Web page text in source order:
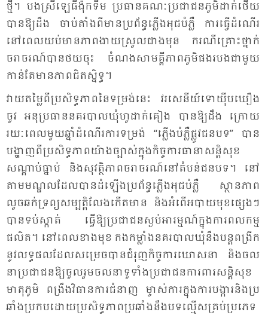
ថ្មី។ បង​ស្រី​ឡេ​ធី​ង៉ុក​ទីម ប្រ​ធាន​គណៈ​ប្រ​ជា​ជន​ភូមិ​ដាក់​ថើយ
បាន​ឱ្យ​ដឹង ចាប់​តាំង​ពី​មាន​ប្រ​ព័ន្ធ​ភ្លើង​អុជ​បំ​ភ្លឺ ការ​ធ្វើ​ដំ​ណើរ​
នៅ​ពេល​យប់​មាន​ភាព​ងាយ​ស្រួល​ជាង​មុន ករណី​គ្រោះ​ថ្នាក់​
ចរា​ចរណ៍​បាន​ថយ​ចុះ ចំ​ណង​សាម​គ្គី​ភាព​ភូមិ​ផង​របង​ជា​មួយ​
កាន់​តែ​មាន​ភាព​ជិត​ស្និទ្ធ។
វាយ​តម្លៃ​ពី​ប្រ​សិទ្ធ​ភាព​នៃ​ទម្រង់​នេះ វរសេ​នីយ៍​ទោ​យ៉ីប​ឃឿង​
ចូវ អនុ​ប្រ​ធាន​នគរ​បាល​ឃុំ​ហូដាក់​គៀង បាន​ឱ្យ​ដឹង ក្រោយ​
រយៈ​ពេល​មួយ​ឆ្នាំ​ដំ​ណើរ​ការ​ទម្រង់ “ភ្លើង​បំ​ភ្លឺ​ផ្លូវ​ជន​បទ” បាន​
បង្ហាញ​ពី​ប្រ​សិទ្ធ​ភាព​យ៉ាង​ច្បាស់​ក្នុង​កិច្ច​ការ​ធា​នា​សន្តិ​សុខ
សណ្តាប់​ធ្នាប់ និង​សុ​វត្ថិ​ភាព​ចរា​ចរណ៍​នៅ​តំ​បន់​ជន​បទ។ នៅ​
តាម​មណ្ឌល​ដែល​បាន​ដំ​ឡើង​ប្រ​ព័ន្ធ​ភ្លើង​អុជ​បំ​ភ្លឺ ស្ថាន​ភាព​
លួច​ឆក់​ទ្រព្យ​សម្បត្តិ​លែង​កើត​មាន និង​អំ​ពើ​អបាយ​មុខ​ផ្សេងៗ​
បាន​ទប់​ស្កាត់ ធ្វើ​ឱ្យ​ប្រ​ជា​ជន​ស្ងប់​អា​រម្មណ៍​ក្នុង​ការ​ពល​កម្ម​
ផលិត។ នៅ​ពេល​ខាង​មុខ កង​កម្លាំង​នគរ​បាល​ឃុំ​នឹង​បន្ត​ពង្រីក​
នូវ​លទ្ធ​ផល​ដែល​សម្រេច​បាន​ជំ​រុញ​កិច្ច​ការ​ឃោស​នា និង​ចល​
នា​ប្រ​ជា​ជន​ឱ្យ​ចូល​រួម​ចល​នា​ទូ​ទាំង​ប្រ​ជា​ជន​ការ​ពារ​សន្តិ​សុខ​
មាតុ​ភូមិ ពង្រឹង​វិធាន​ការ​ជំ​នាញ ម្ចាស់​ការ​ក្នុង​ការ​បង្ការ​និង​ប្រ​
ឆាំង​ប្រ​កប​ដោយ​ប្រ​សិទ្ធ​ភាព​ប្រ​ឆាំង​នឹង​បទ​ល្មើស​គ្រប់​ប្រ​ភេទ